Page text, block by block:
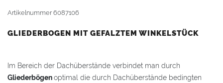
Artikelnummer6087106
GLIEDERBOGEN MIT GEFALZTEM WINKELSTÜCK
Im Bereich der Dachüberstände verbindet man durch
Gliederbögenoptimal die durch Dachüberstände bedingten